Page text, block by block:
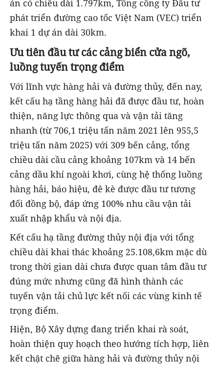
án có chiều dài 1.797km, Tổng công ty Đầu tư
phát triển đường cao tốc Việt Nam (VEC) triển
khai 1 dự án dài 30km.
Ưu tiên đầu tư các cảng biển cửa ngõ,
luồng tuyến trọng điểm
Với lĩnh vực hàng hải và đường thủy, đến nay,
kết cấu hạ tầng hàng hải đã được đầu tư, hoàn
thiện, năng lực thông qua và vận tải tăng
nhanh (từ 706,1 triệu tấn năm 2021 lên 955,5
triệu tấn năm 2025) với 309 bến cảng, tổng
chiều dài cầu cảng khoảng 107km và 14 bến
cảng dầu khí ngoài khơi, cùng hệ thống luồng
hàng hải, báo hiệu, đê kè được đầu tư tương
đối đồng bộ, đáp ứng 100% nhu cầu vận tải
xuất nhập khẩu và nội địa.
Kết cấu hạ tầng đường thủy nội địa với tổng
chiều dài khai thác khoảng 25.108,6km mặc dù
trong thời gian dài chưa được quan tâm đầu tư
đúng mức nhưng cũng đã hình thành các
tuyến vận tải chủ lực kết nối các vùng kinh tế
trọng điểm.
Hiện, Bộ Xây dựng đang triển khai rà soát,
hoàn thiện quy hoạch theo hướng tích hợp, liên
kết chặt chẽ giữa hàng hải và đường thủy nội